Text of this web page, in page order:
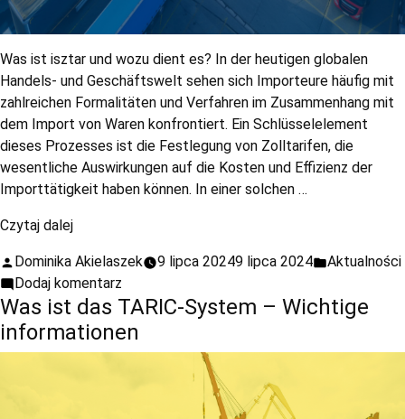
Was ist isztar und wozu dient es? In der heutigen globalen
Handels- und Geschäftswelt sehen sich Importeure häufig mit
zahlreichen Formalitäten und Verfahren im Zusammenhang mit
dem Import von Waren konfrontiert. Ein Schlüsselelement
dieses Prozesses ist die Festlegung von Zolltarifen, die
wesentliche Auswirkungen auf die Kosten und Effizienz der
Importtätigkeit haben können. In einer solchen …
Czytaj dalej
Dominika Akielaszek 9 lipca 20249 lipca 2024
Aktualności
Dodaj komentarz
Was ist das TARIC-System – Wichtige
informationen